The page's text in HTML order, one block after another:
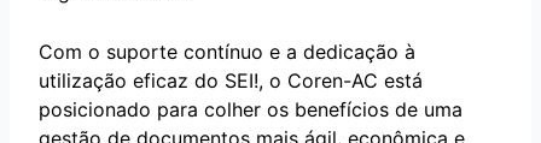
Com o suporte contínuo e a dedicação à
utilização eficaz do SEI!, o Coren-AC está
posicionado para colher os benefícios de uma
gestão de documentos mais ágil, econômica e